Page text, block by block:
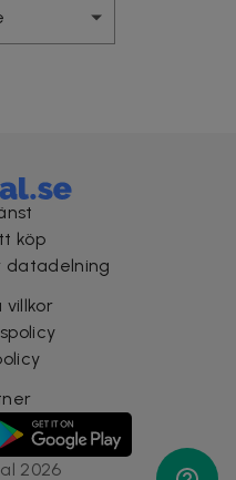
köp
datadelning
villkor
2026